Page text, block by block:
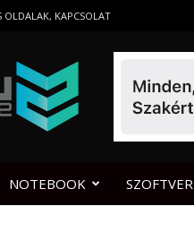
OLDALAK, KAPCSOLAT
NOTEBOOK SZOFTVER